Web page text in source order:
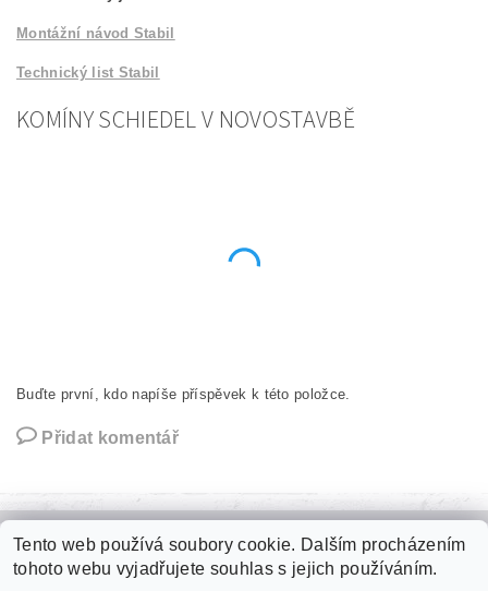
Montážní návod Stabil
Technický list Stabil
KOMÍNY SCHIEDEL V NOVOSTAVBĚ
Buďte první, kdo napíše příspěvek k této položce.
Přidat komentář
Zámková dlažba | Plastové palubky | Kari sítě | Jímky na vodu
Fasádní polystyren | Roxory | Tepelné izolace
Tento web používá soubory cookie. Dalším procházením
tohoto webu vyjadřujete souhlas s jejich používáním.